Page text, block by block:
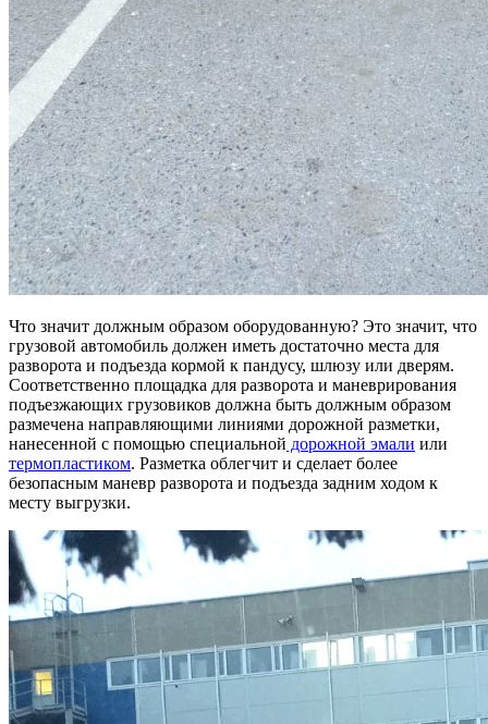
Что значит должным образом оборудованную? Это значит, что
грузовой автомобиль должен иметь достаточно места для
разворота и подъезда кормой к пандусу, шлюзу или дверям.
Соответственно площадка для разворота и маневрирования
подъезжающих грузовиков должна быть должным образом
размечена направляющими линиями дорожной разметки,
нанесенной с помощью специальной дорожной эмали или
термопластиком. Разметка облегчит и сделает более
безопасным маневр разворота и подъезда задним ходом к
месту выгрузки.